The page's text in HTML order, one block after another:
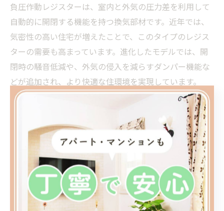
負圧作動レジスターは、室内と外気の圧力差を利用して
自動的に開閉する機能を持つ換気部材です。近年では、
気密性の高い住宅が増えたことで、このタイプのレジス
ターの需要も高まっています。進化したモデルでは、開
閉時の騒音低減や、外気の侵入を減らすダンパー機能な
どが追加され、より快適な住環境を実現しています。
しかし、負圧作動レジスターの設置や交換には、住宅の
換気計画や気密性能を十分考慮する必要があります。た
とえば、適切な位置や個数を誤ると、十分な換気ができ
なかったり、「負圧作動レジスター うるさい」といった
不満が生じるケースもあります。内装工事を行う際は、
専門知識を持ったプロに相談し、最適なレジスター選定
と設置を行うことが、快適かつ安全な住環境の維持につ
ながります。